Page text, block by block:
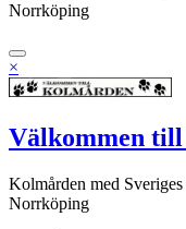
Norrköping
×
Välkommen
Kolmården med
Norrköping